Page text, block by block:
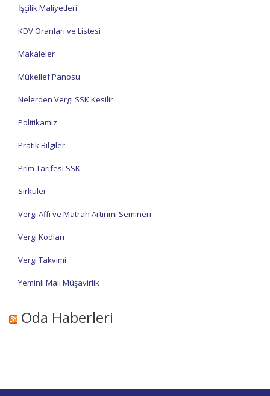
İşçilik Maliyetleri
KDV Oranları ve Listesi
Makaleler
Mükellef Panosu
Nelerden Vergi SSK Kesilir
Politikamız
Pratik Bilgiler
Prim Tarifesi SSK
Sirküler
Vergi Affı ve Matrah Artırımı Semineri
Vergi Kodları
Vergi Takvimi
Yeminli Mali Müşavirlik
Oda Haberleri